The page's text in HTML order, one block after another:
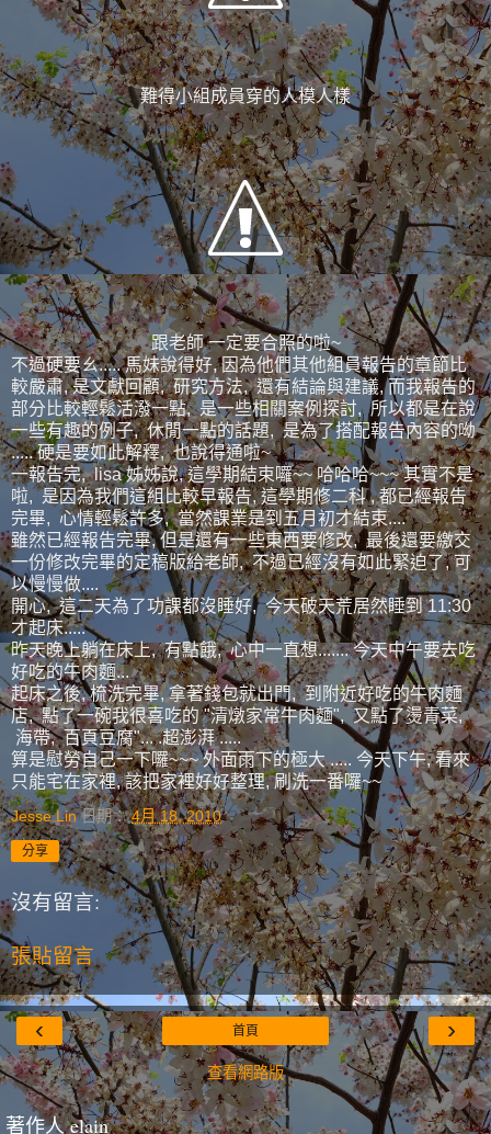
難得小組成員穿的人模人樣
跟老師 一定要合照的啦~
不過硬要ㄠ..... 馬妹說得好, 因為他們其他組員報告的章節比
較嚴肅, 是文獻回顧, 研究方法, 還有結論與建議, 而我報告的
部分比較輕鬆活潑一點, 是一些相關案例探討, 所以都是在說
一些有趣的例子, 休閒一點的話題, 是為了搭配報告內容的呦
..... 硬是要如此解釋, 也說得通啦~
一報告完, lisa 姊姊說, 這學期結束囉~~ 哈哈哈~~~ 其實不是
啦, 是因為我們這組比較早報告, 這學期修二科 , 都已經報告
完畢, 心情輕鬆許多, 當然課業是到五月初才結束....
雖然已經報告完畢, 但是還有一些東西要修改, 最後還要繳交
一份修改完畢的定稿版給老師, 不過已經沒有如此緊迫了, 可
以慢慢做....
開心, 這二天為了功課都沒睡好, 今天破天荒居然睡到 11:30
才起床.....
昨天晚上躺在床上, 有點餓, 心中一直想....... 今天中午要去吃
好吃的牛肉麵...
起床之後, 梳洗完畢, 拿著錢包就出門, 到附近好吃的牛肉麵
店, 點了一碗我很喜吃的 "清燉家常牛肉麵", 又點了燙青菜,
海帶, 百頁豆腐"... .超澎湃 .....
算是慰勞自己一下囉~~~ 外面雨下的極大 ..... 今天下午, 看來
只能宅在家裡, 該把家裡好好整理, 刷洗一番囉~~
Jesse Lin 日期：4月 18, 2010
分享
沒有留言:
張貼留言
‹ ›
首頁
查看網路版
著作人 elain